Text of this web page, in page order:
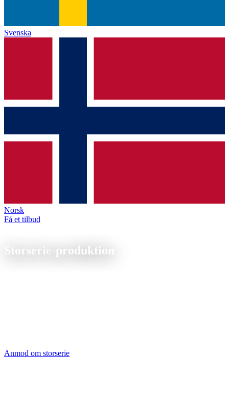
Svenska
Norsk
Få et tilbud
Storserie- produktion
Anmod om storserie